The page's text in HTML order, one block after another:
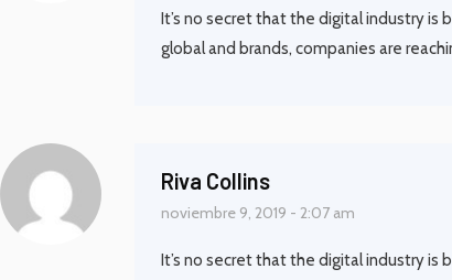
It’s no secret that the digital industry is
global and brands, companies are
Riva Collins
noviembre 9, 2019 - 2:07 am
It’s no secret that the digital industry is